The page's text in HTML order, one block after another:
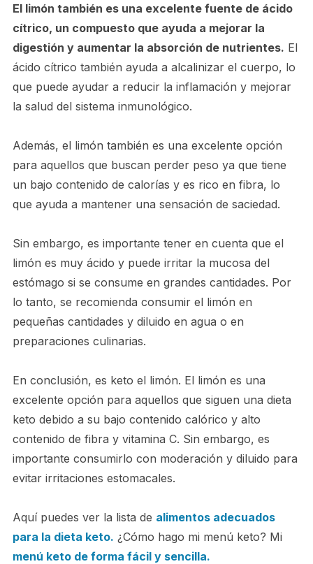
El limón también es una excelente fuente de ácido
cítrico, un compuesto que ayuda a mejorar la
digestión y aumentar la absorción de nutrientes. El
ácido cítrico también ayuda a alcalinizar el cuerpo, lo
que puede ayudar a reducir la inflamación y mejorar
la salud del sistema inmunológico.
Además, el limón también es una excelente opción
para aquellos que buscan perder peso ya que tiene
un bajo contenido de calorías y es rico en fibra, lo
que ayuda a mantener una sensación de saciedad.
Sin embargo, es importante tener en cuenta que el
limón es muy ácido y puede irritar la mucosa del
estómago si se consume en grandes cantidades. Por
lo tanto, se recomienda consumir el limón en
pequeñas cantidades y diluido en agua o en
preparaciones culinarias.
En conclusión, es keto el limón. El limón es una
excelente opción para aquellos que siguen una dieta
keto debido a su bajo contenido calórico y alto
contenido de fibra y vitamina C. Sin embargo, es
importante consumirlo con moderación y diluido para
evitar irritaciones estomacales.
Aquí puedes ver la lista de alimentos adecuados
para la dieta keto. ¿Cómo hago mi menú keto? Mi
menú keto de forma fácil y sencilla.